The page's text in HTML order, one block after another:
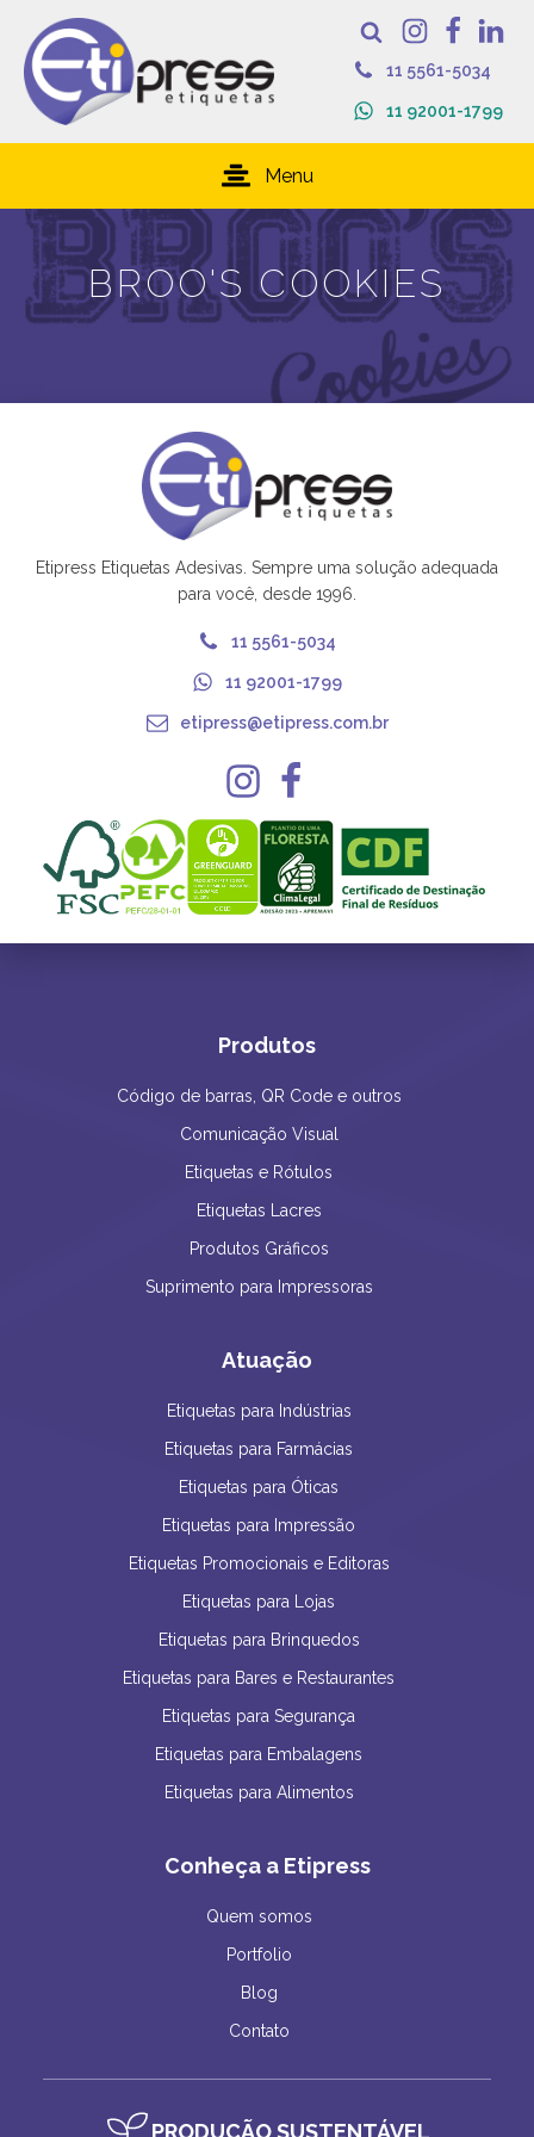
11 5561-5034
11 92001-1799
Menu
BROO'S COOKIES
Etipress Etiquetas Adesivas. Sempre uma solução adequada
para você, desde 1996.
11 5561-5034
11 92001-1799
etipress@etipress.com.br
Produtos
Código de barras, QR Code e outros
Comunicação Visual
Etiquetas e Rótulos
Etiquetas Lacres
Produtos Gráficos
Suprimento para Impressoras
Atuação
Etiquetas para Indústrias
Etiquetas para Farmácias
Etiquetas para Óticas
Etiquetas para Impressão
Etiquetas Promocionais e Editoras
Etiquetas para Lojas
Etiquetas para Brinquedos
Etiquetas para Bares e Restaurantes
Etiquetas para Segurança
Etiquetas para Embalagens
Etiquetas para Alimentos
Conheça a Etipress
Quem somos
Portfolio
Blog
Contato
PRODUÇÃO SUSTENTÁVEL